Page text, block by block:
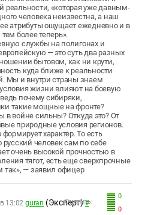
реальности, «которая уже давным-
человека неизвестна, а наш
атрибуты ощущает ежедневно и в
более теперь».
службы на полигонах и
— это суть два разных
бытовом, как ни крути,
куда ближе к реальности
Мы и внутри страны знаем
жизни влияют на боевую
почему сибиряки,
такие мощные на фронте?
в войне сильны? Откуда это? От
природные условия регионов.
характер. То есть
русский человек сам по себе
очень высокой прочностью в
тягот, есть еще сверхпрочные
так», — заявил офицер
0
0
Оценить:
13:02 guran (Эксперт) #